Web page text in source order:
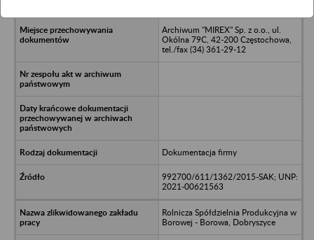
Archiwum "MIREX" Sp. z o.o., ul.
Okólna 79C, 42-200 Częstochowa,
tel./fax (34) 361-29-12
Dokumentacja firmy
992700/611/1362/2015-SAK; UNP:
2021-00621563
Rolnicza Spółdzielnia Produkcyjna w
Borowej - Borowa, Dobryszyce